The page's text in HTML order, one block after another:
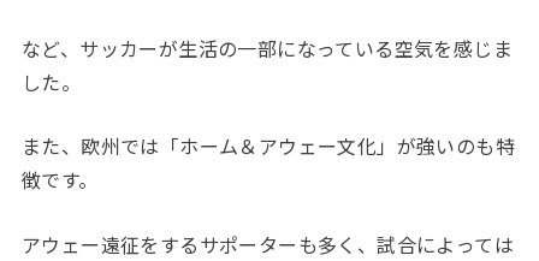
など、サッカーが生活の一部になっている空気を感じま
した。
また、欧州では「ホーム＆アウェー文化」が強いのも特
徴です。
アウェー遠征をするサポーターも多く、試合によっては